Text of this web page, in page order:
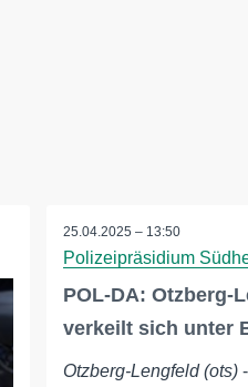
25.04.2025 – 13:50
Polizeipräsidium
POL-DA: Otzberg-
verkeilt sich unter
Otzberg-Lengfeld (ots)-